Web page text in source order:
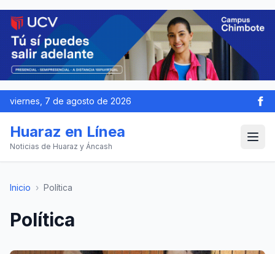
viernes, 7 de agosto de 2026
Huaraz en Línea
Noticias de Huaraz y Áncash
Inicio › Política
Política